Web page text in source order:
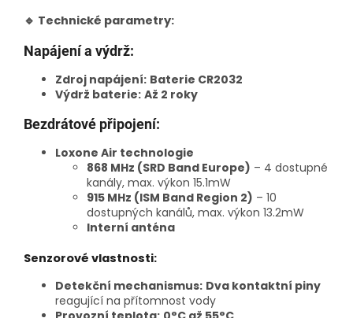
🔹 Technické parametry:
Napájení a výdrž:
Zdroj napájení: Baterie CR2032
Výdrž baterie: Až 2 roky
Bezdrátové připojení:
Loxone Air technologie
868 MHz (SRD Band Europe) – 4 dostupné
kanály, max. výkon 15.1mW
915 MHz (ISM Band Region 2) – 10
dostupných kanálů, max. výkon 13.2mW
Interní anténa
Senzorové vlastnosti:
Detekční mechanismus: Dva kontaktní piny
reagující na přítomnost vody